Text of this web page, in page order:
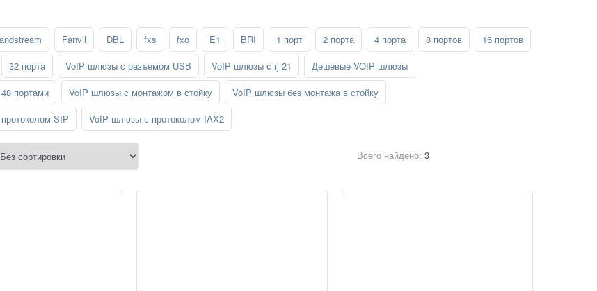
Fanvil DBL fxs fxo E1 BRI 1 порт 2 порта 4 порта 8 портов
16 портов
32 порта VoIP шлюзы с разъемом USB VoIP шлюзы с rj 21
Дешевые VOIP шлюзы
портами
VoIP шлюзы с монтажом в стойку
VoIP шлюзы без монтажа в стойку
SIP
VoIP шлюзы с протоколом IAX2
Всего найдено: 3